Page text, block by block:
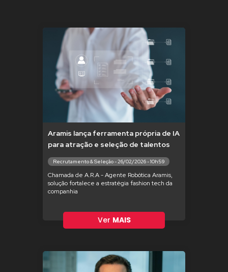
Aramis lança ferramenta própria de IA
para atração e seleção de talentos
Recrutamento & Seleção - 26/02/2026 - 10h59
Chamada de A.R.A - Agente Robótica Aramis,
solução fortalece a estratégia fashion tech da
companhia
Ver MAIS